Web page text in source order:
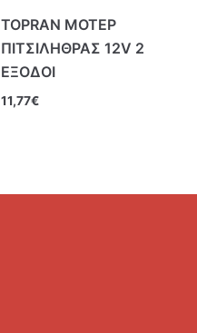
TOPRAN ΜΟΤΕΡ
ΠΙΤΣΙΛΗΘΡΑΣ 12V 2
ΕΞΟΔΟΙ
11,77€